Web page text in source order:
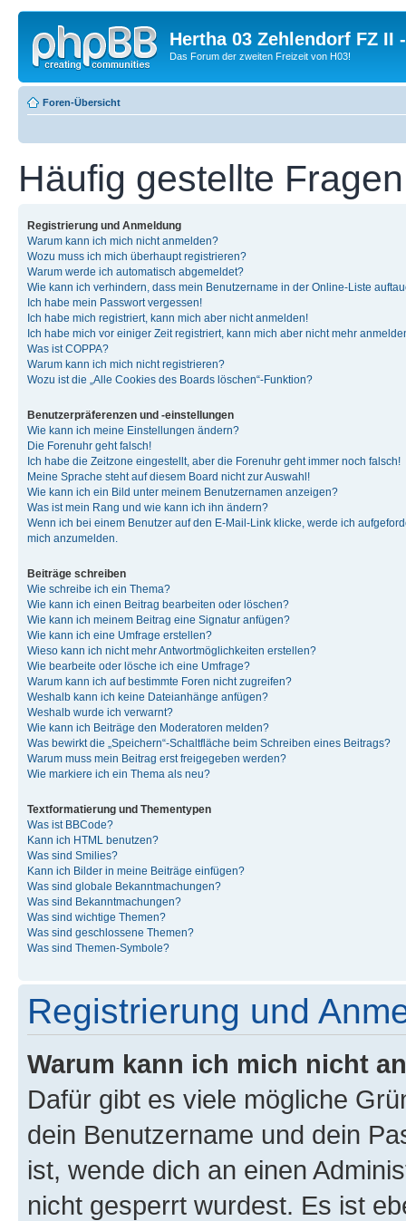
Hertha 03 Zehlendorf FZ II
Das Forum der zweiten Freizeit von H03!
Foren-Übersicht
Häufig gestellte Fragen
Registrierung und Anmeldung
Warum kann ich mich nicht anmelden?
Wozu muss ich mich überhaupt registrieren?
Warum werde ich automatisch abgemeldet?
Wie kann ich verhindern, dass mein Benutzername in der Online-Liste
Ich habe mein Passwort vergessen!
Ich habe mich registriert, kann mich aber nicht anmelden!
Ich habe mich vor einiger Zeit registriert, kann mich aber nicht mehr
Was ist COPPA?
Warum kann ich mich nicht registrieren?
Wozu ist die „Alle Cookies des Boards löschen“-Funktion?
Benutzerpräferenzen und -einstellungen
Wie kann ich meine Einstellungen ändern?
Die Forenuhr geht falsch!
Ich habe die Zeitzone eingestellt, aber die Forenuhr geht immer noch falsch!
Meine Sprache steht auf diesem Board nicht zur Auswahl!
Wie kann ich ein Bild unter meinem Benutzernamen anzeigen?
Was ist mein Rang und wie kann ich ihn ändern?
Wenn ich bei einem Benutzer auf den E-Mail-Link klicke, werde ich
mich anzumelden.
Beiträge schreiben
Wie schreibe ich ein Thema?
Wie kann ich einen Beitrag bearbeiten oder löschen?
Wie kann ich meinem Beitrag eine Signatur anfügen?
Wie kann ich eine Umfrage erstellen?
Wieso kann ich nicht mehr Antwortmöglichkeiten erstellen?
Wie bearbeite oder lösche ich eine Umfrage?
Warum kann ich auf bestimmte Foren nicht zugreifen?
Weshalb kann ich keine Dateianhänge anfügen?
Weshalb wurde ich verwarnt?
Wie kann ich Beiträge den Moderatoren melden?
Was bewirkt die „Speichern“-Schaltfläche beim Schreiben eines Beitrags?
Warum muss mein Beitrag erst freigegeben werden?
Wie markiere ich ein Thema als neu?
Textformatierung und Thementypen
Was ist BBCode?
Kann ich HTML benutzen?
Was sind Smilies?
Kann ich Bilder in meine Beiträge einfügen?
Was sind globale Bekanntmachungen?
Was sind Bekanntmachungen?
Was sind wichtige Themen?
Was sind geschlossene Themen?
Was sind Themen-Symbole?
Registrierung und
Warum kann ich mich nicht
Dafür gibt es viele mögliche
dein Benutzername und dein
ist, wende dich an einen
nicht gesperrt wurdest. Es ist